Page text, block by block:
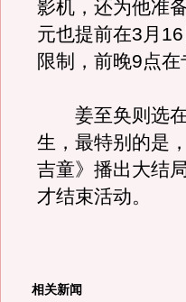
影机，还为他准
元也提前在3月
限制，前晚9点在
姜至奂则选在
生，最特别的是
吉童》播出大结
才结束活动。
相关新闻